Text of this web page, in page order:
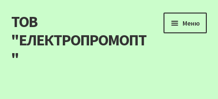
Перейти
до
навігації
Перейти
до
вмісту
ТОВ
"ЕЛЕКТРОПРОМОПТ
"
Меню